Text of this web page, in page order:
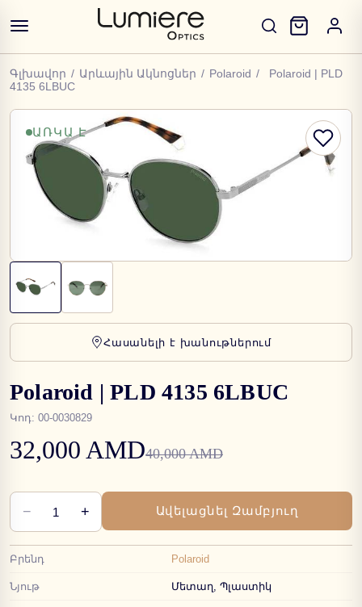
Գլխավոր / Արևային Ակնոցներ / Polaroid /
Polaroid | PLD
4135 6LBUC
ԱՌԿԱ Է
Հասանելի է խանութներում
Polaroid | PLD 4135 6LBUC
Կոդ: 00-0030829
32,000 AMD40,000 AMD
− 1 + Ավելացնել Զամբյուղ
Բրենդ Polaroid
Նյութ Մետաղ, Պլաստիկ